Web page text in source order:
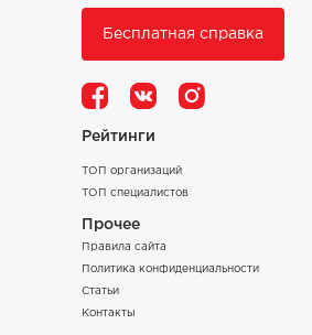
Бесплатная справка
Рейтинги
ТОП организаций
ТОП специалистов
Прочее
Правила сайта
Политика конфиденциальности
Статьи
Контакты